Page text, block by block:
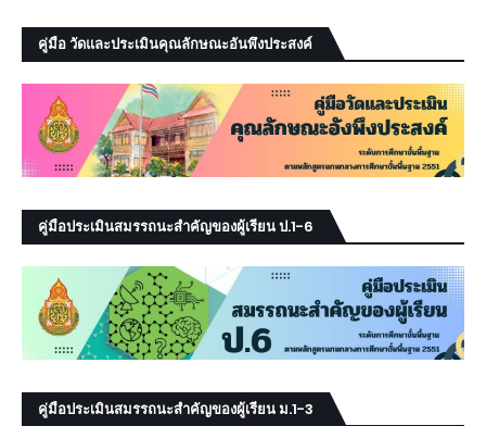
คู่มือ วัดและประเมินคุณลักษณะอันพึงประสงค์
คู่มือประเมินสมรรถนะสำคัญของผู้เรียน ป.1-6
คู่มือประเมินสมรรถนะสำคัญของผู้เรียน ม.1-3